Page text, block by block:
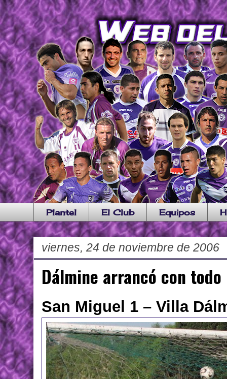
Plantel El Club Equipos
viernes, 24 de noviembre de 2006
Dálmine arrancó con todo
San Miguel 1 – Villa